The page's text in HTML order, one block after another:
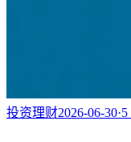
投资理财2026-06-30·5